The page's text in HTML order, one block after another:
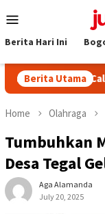
to
Menu
Berita Hari Ini
Berita Utama
Jadi Calon Ketua
Home Olahraga
Tumbuhkan
Desa Tegal
Aga Alamanda
July 20, 2025